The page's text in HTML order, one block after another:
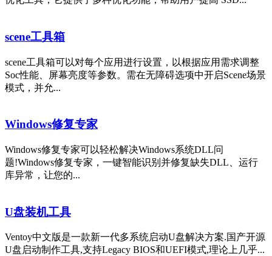
scene工具箱
scene工具箱可以对每个应用进行设置，以根据应用需求调整
Soc性能、屏幕亮度等参数。需在无障碍选项中开启Scene场景
模式，并允...
Windows修复专家
Windows修复专家可以轻松解决Windows系统DLL问
题!Windows修复专家，一键智能识别并修复缺失DLL、运行
库异常，让您的...
U盘装机工具
Ventoy中文版是一款新一代多系统启动U盘解决方案.国产开源
U盘启动制作工具,支持Legacy BIOS和UEFI模式,理论上几乎...